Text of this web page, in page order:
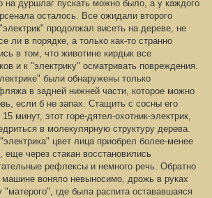
на дуршлаг пускать можно было, а у каждого
осталось. Все ожидали второго
продолжал висеть на дереве, не
ли в порядке, а только как-то странно
в том, что животине кирдык все
и к "электрику" осматривать повреждения.
были обнаружены только
в задней нижней части, которое можно
если б не запах. Стащить с сосны его
минут, этот горе-дятел-охотник-электрик,
в молекулярную структуру дерева.
цвет лица приобрел более-менее
еще через стакан восстановились
рефлексы и немного речь. Обратно
воняло невыносимо, дрожь в руках
где была распита остававшаяся